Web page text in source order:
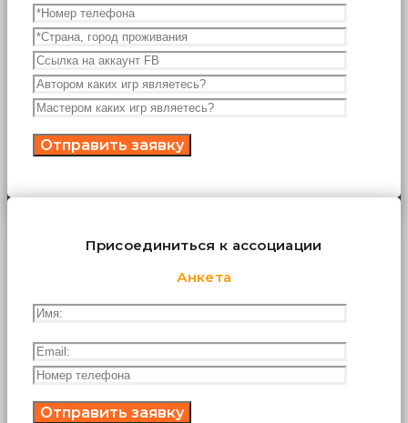
Присоединиться к ассоциации
Анкета